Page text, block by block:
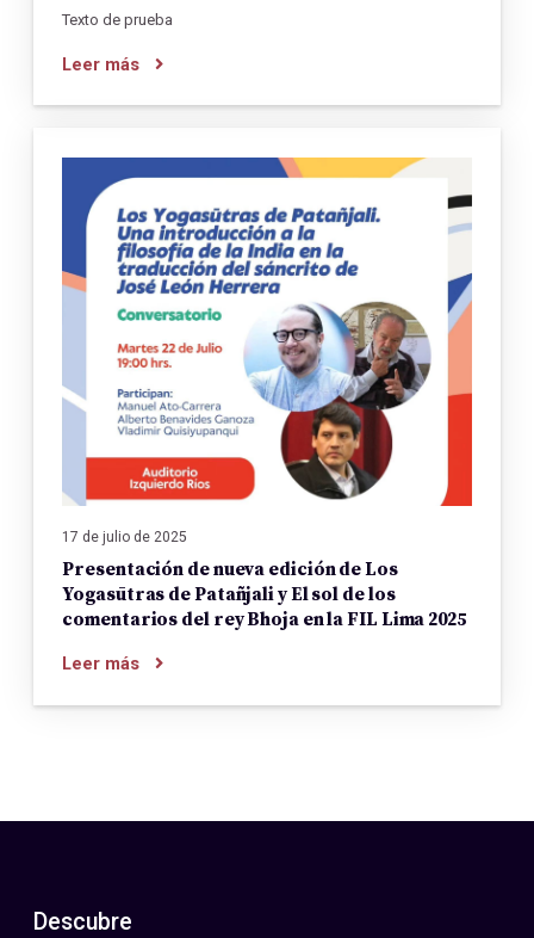
Texto de prueba
Leer más
17 de julio de 2025
Presentación de nueva edición de Los
Yogasūtras de Patañjali y El sol de los
comentarios del rey Bhoja en la FIL Lima 2025
Leer más
Descubre